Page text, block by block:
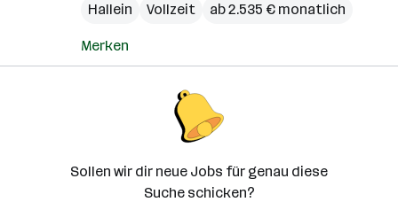
Hallein
Vollzeit ab 2.535 € monatlich
Merken
Sollen wir dir neue Jobs für genau diese
Suche schicken?